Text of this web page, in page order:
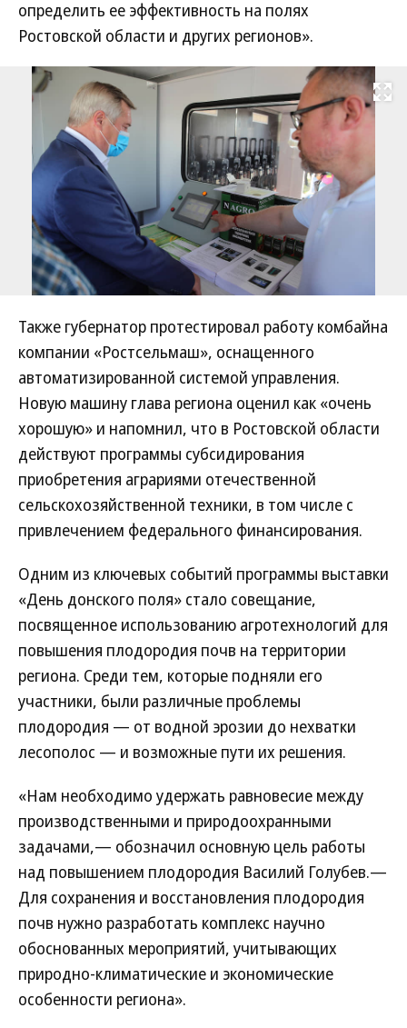
определить ее эффективность на полях
Ростовской области и других регионов».
Развернуть
Также губернатор протестировал работу комбайна
компании «Ростсельмаш», оснащенного
автоматизированной системой управления.
Новую машину глава региона оценил как «очень
хорошую» и напомнил, что в Ростовской области
действуют программы субсидирования
приобретения аграриями отечественной
сельскохозяйственной техники, в том числе с
привлечением федерального финансирования.
Одним из ключевых событий программы выставки
«День донского поля» стало совещание,
посвященное использованию агротехнологий для
повышения плодородия почв на территории
региона. Среди тем, которые подняли его
участники, были различные проблемы
плодородия — от водной эрозии до нехватки
лесополос — и возможные пути их решения.
«Нам необходимо удержать равновесие между
производственными и природоохранными
задачами,— обозначил основную цель работы
над повышением плодородия Василий Голубев.—
Для сохранения и восстановления плодородия
почв нужно разработать комплекс научно
обоснованных мероприятий, учитывающих
природно-климатические и экономические
особенности региона».